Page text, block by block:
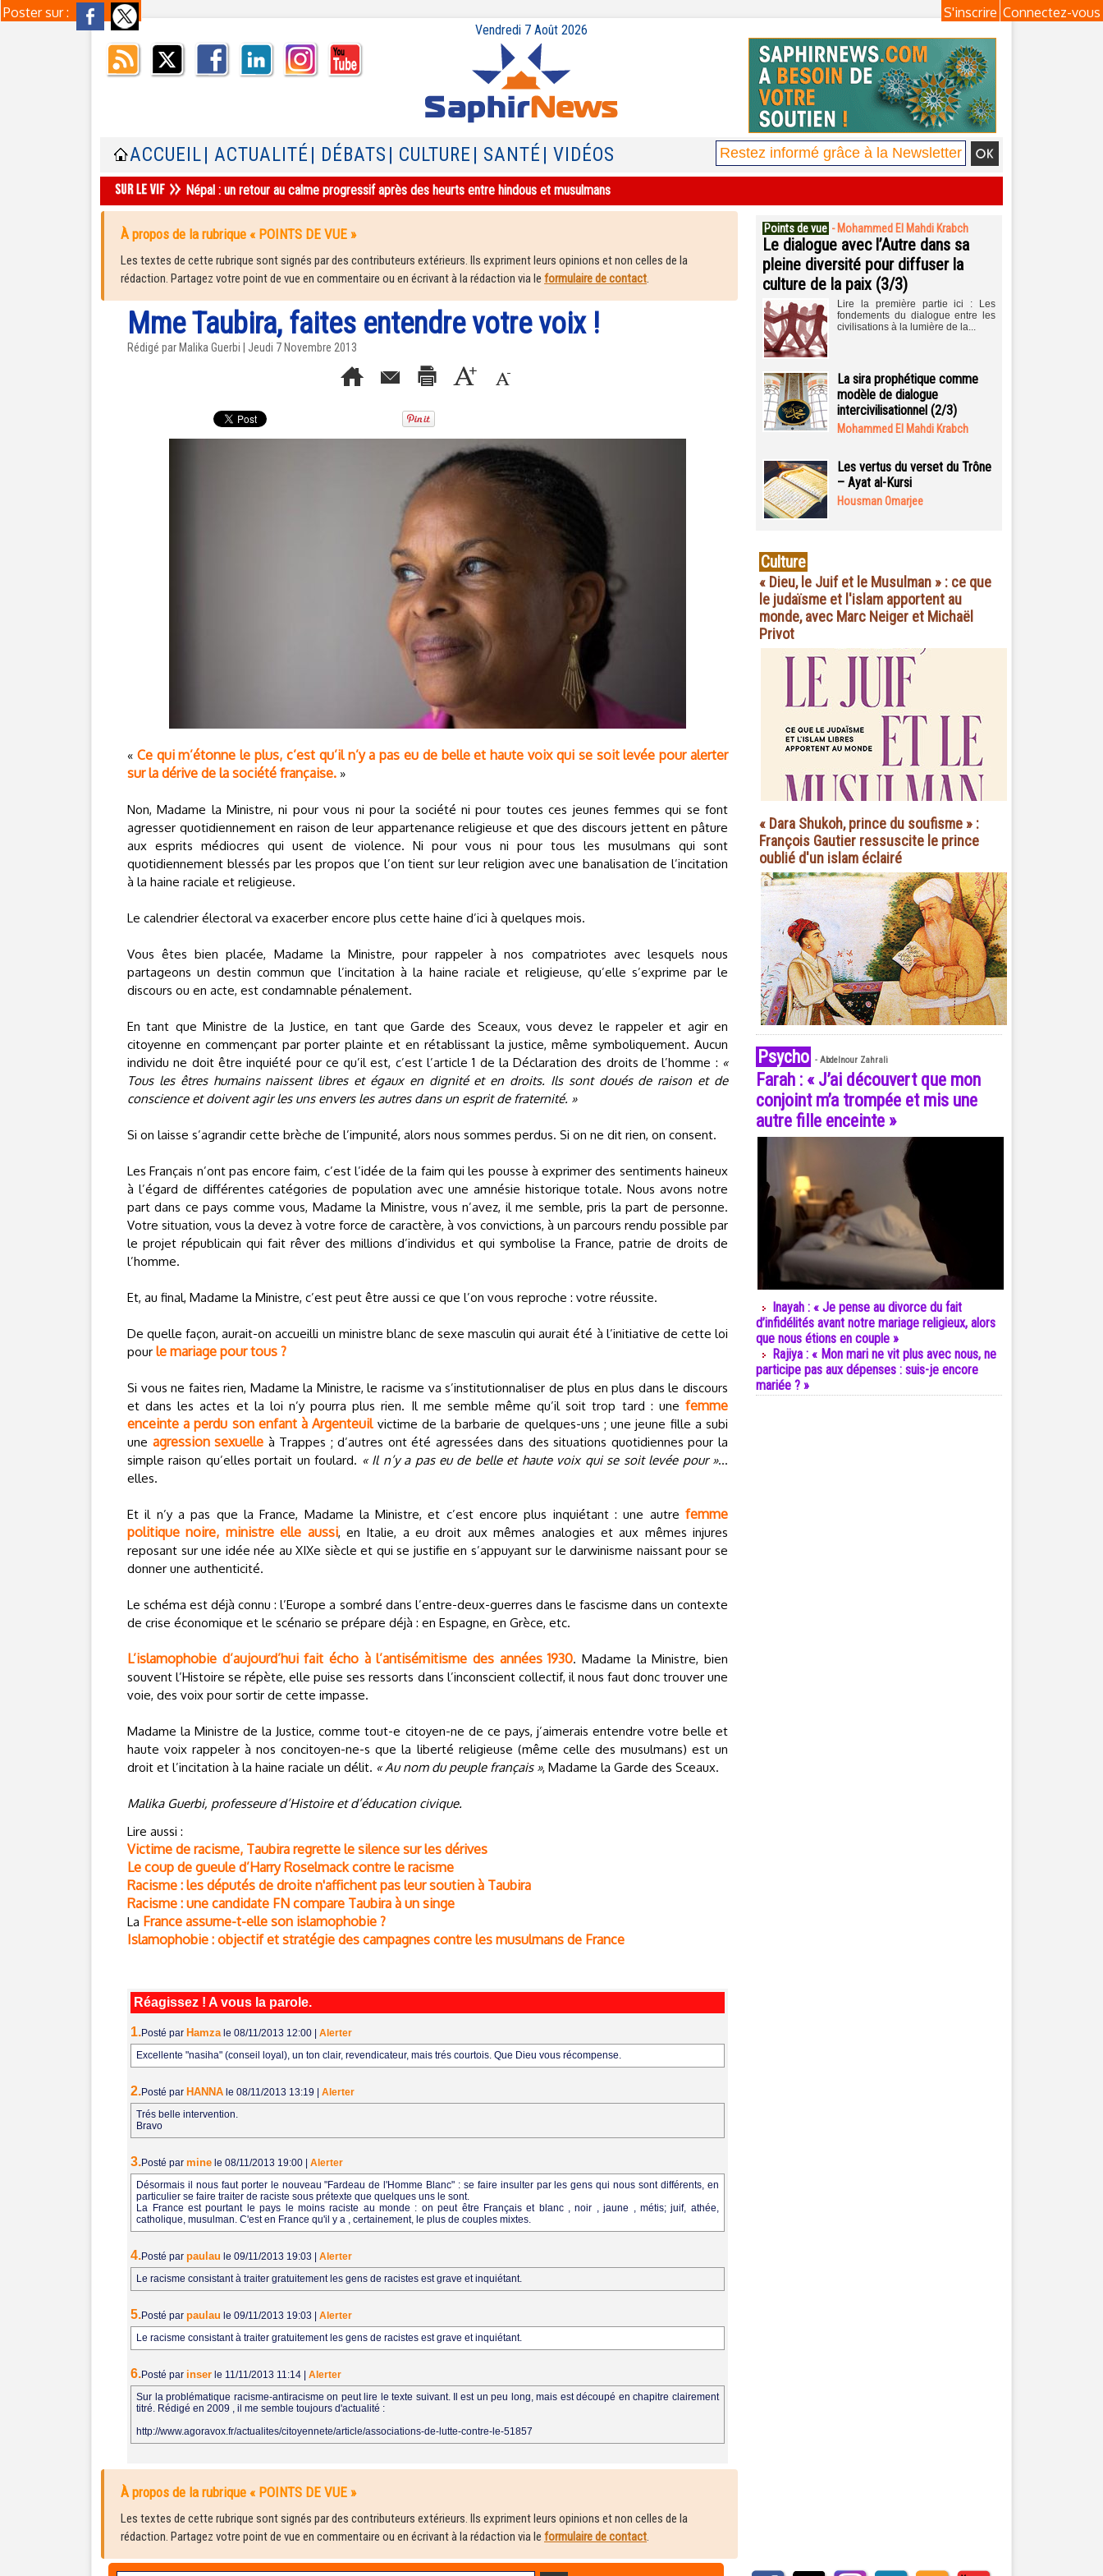
Poster sur : Connectez-vous
S'inscrire
Vendredi 7 Août 2026
ACCUEIL | ACTUALITÉ | DÉBATS | CULTURE | SANTÉ | VIDÉOS
Népal : un retour au calme progressif après des heurts entre hindous et musulmans
À propos de la rubrique « POINTS DE VUE »
Les textes de cette rubrique sont signés par des contributeurs extérieurs. Ils expriment leurs opinions et non celles de la
rédaction. Partagez votre point de vue en commentaire ou en écrivant à la rédaction via le formulaire de contact.
Mme Taubira, faites entendre votre voix !
Rédigé par Malika Guerbi | Jeudi 7 Novembre 2013
« Ce qui m’étonne le plus, c’est qu’il n’y a pas eu de belle et haute voix qui se soit levée pour alerter
sur la dérive de la société française. »
Non, Madame la Ministre, ni pour vous ni pour la société ni pour toutes ces jeunes femmes qui se font
agresser quotidiennement en raison de leur appartenance religieuse et que des discours jettent en pâture
aux esprits médiocres qui usent de violence. Ni pour vous ni pour tous les musulmans qui sont
quotidiennement blessés par les propos que l’on tient sur leur religion avec une banalisation de l’incitation
à la haine raciale et religieuse.
Le calendrier électoral va exacerber encore plus cette haine d’ici à quelques mois.
Vous êtes bien placée, Madame la Ministre, pour rappeler à nos compatriotes avec lesquels nous
partageons un destin commun que l’incitation à la haine raciale et religieuse, qu’elle s’exprime par le
discours ou en acte, est condamnable pénalement.
En tant que Ministre de la Justice, en tant que Garde des Sceaux, vous devez le rappeler et agir en
citoyenne en commençant par porter plainte et en rétablissant la justice, même symboliquement. Aucun
individu ne doit être inquiété pour ce qu’il est, c’est l’article 1 de la Déclaration des droits de l’homme : «
Tous les êtres humains naissent libres et égaux en dignité et en droits. Ils sont doués de raison et de
conscience et doivent agir les uns envers les autres dans un esprit de fraternité. »
Si on laisse s’agrandir cette brèche de l’impunité, alors nous sommes perdus. Si on ne dit rien, on consent.
Les Français n’ont pas encore faim, c’est l’idée de la faim qui les pousse à exprimer des sentiments haineux
à l’égard de différentes catégories de population avec une amnésie historique totale. Nous avons notre
part dans ce pays comme vous, Madame la Ministre, vous n’avez, il me semble, pris la part de personne.
Votre situation, vous la devez à votre force de caractère, à vos convictions, à un parcours rendu possible par
le projet républicain qui fait rêver des millions d’individus et qui symbolise la France, patrie de droits de
l’homme.
Et, au final, Madame la Ministre, c’est peut être aussi ce que l’on vous reproche : votre réussite.
De quelle façon, aurait-on accueilli un ministre blanc de sexe masculin qui aurait été à l’initiative de cette loi
pour le mariage pour tous ?
Si vous ne faites rien, Madame la Ministre, le racisme va s’institutionnaliser de plus en plus dans le discours
et dans les actes et la loi n’y pourra plus rien. Il me semble même qu’il soit trop tard : une femme
enceinte a perdu son enfant à Argenteuil victime de la barbarie de quelques-uns ; une jeune fille a subi
une agression sexuelle à Trappes ; d’autres ont été agressées dans des situations quotidiennes pour la
simple raison qu’elles portait un foulard. « Il n’y a pas eu de belle et haute voix qui se soit levée pour »...
elles.
Et il n’y a pas que la France, Madame la Ministre, et c’est encore plus inquiétant : une autre femme
politique noire, ministre elle aussi, en Italie, a eu droit aux mêmes analogies et aux mêmes injures
reposant sur une idée née au XIXe siècle et qui se justifie en s’appuyant sur le darwinisme naissant pour se
donner une authenticité.
Le schéma est déjà connu : l’Europe a sombré dans l’entre-deux-guerres dans le fascisme dans un contexte
de crise économique et le scénario se prépare déjà : en Espagne, en Grèce, etc.
L’islamophobie d’aujourd’hui fait écho à l’antisémitisme des années 1930. Madame la Ministre, bien
souvent l’Histoire se répète, elle puise ses ressorts dans l’inconscient collectif, il nous faut donc trouver une
voie, des voix pour sortir de cette impasse.
Madame la Ministre de la Justice, comme tout-e citoyen-ne de ce pays, j’aimerais entendre votre belle et
haute voix rappeler à nos concitoyen-ne-s que la liberté religieuse (même celle des musulmans) est un
droit et l’incitation à la haine raciale un délit. « Au nom du peuple français », Madame la Garde des Sceaux.
Malika Guerbi, professeure d’Histoire et d’éducation civique.
Lire aussi :
Victime de racisme, Taubira regrette le silence sur les dérives
Le coup de gueule d’Harry Roselmack contre le racisme
Racisme : les députés de droite n'affichent pas leur soutien à Taubira
Racisme : une candidate FN compare Taubira à un singe
La France assume-t-elle son islamophobie ?
Islamophobie : objectif et stratégie des campagnes contre les musulmans de France
Réagissez ! A vous la parole.
1.Posté par Hamza le 08/11/2013 12:00
Alerter
Excellente "nasiha" (conseil loyal), un ton clair, revendicateur, mais trés courtois. Que Dieu vous récompense.
2.Posté par HANNA le 08/11/2013 13:19
Alerter
Trés belle intervention.
Bravo
3.Posté par mine le 08/11/2013 19:00
Alerter
Désormais il nous faut porter le nouveau "Fardeau de l'Homme Blanc" : se faire insulter par les gens qui nous sont différents, en
particulier se faire traiter de raciste sous prétexte que quelques uns le sont.
La France est pourtant le pays le moins raciste au monde : on peut être Français et blanc , noir , jaune , métis; juif, athée,
catholique, musulman. C'est en France qu'il y a , certainement, le plus de couples mixtes.
4.Posté par paulau le 09/11/2013 19:03
Alerter
Le racisme consistant à traiter gratuitement les gens de racistes est grave et inquiétant.
5.Posté par paulau le 09/11/2013 19:03
Alerter
Le racisme consistant à traiter gratuitement les gens de racistes est grave et inquiétant.
6.Posté par inser le 11/11/2013 11:14
Alerter
Sur la problématique racisme-antiracisme on peut lire le texte suivant. Il est un peu long, mais est découpé en chapitre clairement
titré. Rédigé en 2009 , il me semble toujours d'actualité :
http://www.agoravox.fr/actualites/citoyennete/article/associations-de-lutte-contre-le-51857
À propos de la rubrique « POINTS DE VUE »
Les textes de cette rubrique sont signés par des contributeurs extérieurs. Ils expriment leurs opinions et non celles de la
rédaction. Partagez votre point de vue en commentaire ou en écrivant à la rédaction via le formulaire de contact.
Points de vue - Mohammed El Mahdi Krabch
Le dialogue avec l’Autre dans sa
pleine diversité pour diffuser la
culture de la paix (3/3)
Lire la première partie ici : Les
fondements du dialogue entre les
civilisations à la lumière de la...
La sira prophétique comme
modèle de dialogue
intercivilisationnel (2/3)
Mohammed El Mahdi Krabch
Les vertus du verset du Trône
– Ayat al-Kursi
Housman Omarjee
Culture
« Dieu, le Juif et le Musulman » : ce que
le judaïsme et l'islam apportent au
monde, avec Marc Neiger et Michaël
Privot
« Dara Shukoh, prince du soufisme » :
François Gautier ressuscite le prince
oublié d'un islam éclairé
Psycho - Abdelnour Zahrali
Farah : « J’ai découvert que mon
conjoint m’a trompée et mis une
autre fille enceinte »
Inayah : « Je pense au divorce du fait
d’infidélités avant notre mariage religieux, alors
que nous étions en couple »
Rajiya : « Mon mari ne vit plus avec nous, ne
participe pas aux dépenses : suis-je encore
mariée ? »